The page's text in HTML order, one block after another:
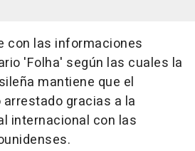
con las informaciones
'Folha' según las cuales la
mantiene que el
gracias a la
internacional con las